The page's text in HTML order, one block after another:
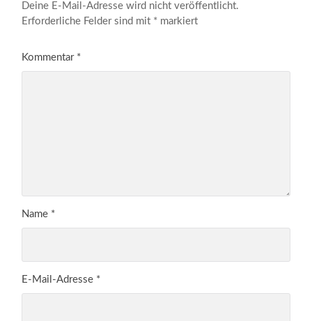
Deine E-Mail-Adresse wird nicht veröffentlicht.
Erforderliche Felder sind mit * markiert
Kommentar *
Name *
E-Mail-Adresse *